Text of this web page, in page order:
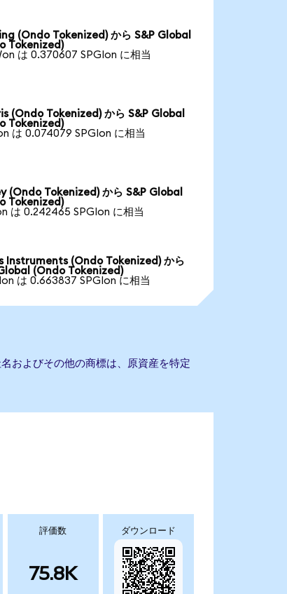
(Ondo Tokenized) から S&P Global
Tokenized)
は 0.370607 SPGIon に相当
(Ondo Tokenized) から S&P Global
Tokenized)
は 0.074079 SPGIon に相当
(Ondo Tokenized) から S&P Global
Tokenized)
は 0.242465 SPGIon に相当
Instruments (Ondo Tokenized) から
(Ondo Tokenized)
は 0.663837 SPGIon に相当
およびその他の商標は、原資産を特定
評価数
75.8K
ダウンロード